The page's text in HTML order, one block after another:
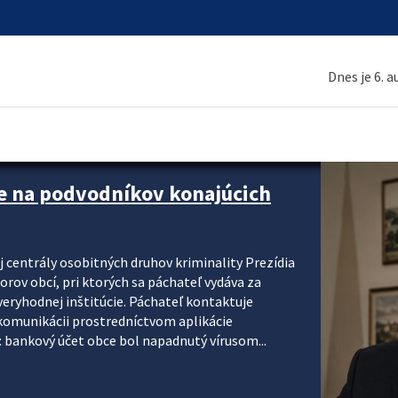
Dnes je 6.
povinného zmluvného
pravidlá povinného zmluvného poistenia,
a zavedú poriadok a spravodlivosť do
na jednom mieste – novom oficiálnom
Slovenskej kancelárie poisťovateľov (SKP),
SR. Novinky predstavili na...